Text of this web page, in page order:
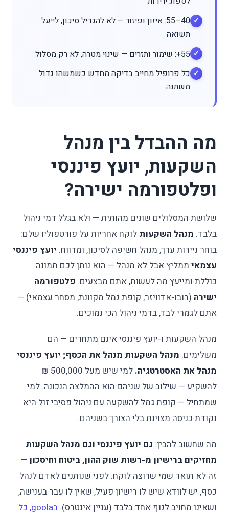
40–55: איזון ופיזור — לא להגדיל סיכון, לייעל
תשואה
55+: שימור ותזרים — שינוי מטרה, לא רק מסלול
כל פרופיל מחייב בדיקה מחדש כשמשהו גדול
משתנה
מה ההבדל בין מנהל
השקעות, יועץ פיננסי
ופלטפורמה ישירה?
שלושת המסלולים שונים מהותית — ולא בגלל דמי ניהול
בלבד. מנהל השקעות לוקח אחריות על פורטפוליו שלם:
בוחר ניירות ערך, מנהל חשיפה לסיכון, ומדווח. יועץ פיננסי
עצמאי ממליץ אבל לא מנהל — הוא נותן לכם תמונה
כוללת ומייעץ מה לעשות, אתם מבצעים. פלטפורמה
ישירה (רובו-אדוויזר, קופת גמל מקוונת, מסחר עצמאי) —
אתם לגמרי לבד, בדמי ניהול הכי נמוכים.
מנהל השקעות ו-יועץ פיננסי אינם מתחרים — הם
משלימים. מנהל השקעות מנהל את הכסף; יועץ פיננסי
מנהל את האסטרטגיה.
למי שיש מעל 500,000 ₪
להשקיע — שילוב של שניהם הוא ההמלצה הנכונה. למי
שמתחיל — קופת גמל להשקעה עם ניהול פסיבי זול היא
נקודת כניסה מצוינת בלי הצורך בשניהם.
מה שחשוב להבין: גם יועץ פיננסי וגם מנהל השקעות
מחזיקים ברישיון מ-רשות שוק ההון, ביטוח וחיסכון —
זה לא תואר שמי שרוצה לוקח. לפני שנותנים לאדם לנהל
כסף, יש לוודא שיש לו רישיון פעיל, שאין לו עבר בענישה,
ושאינו מחויב לגוף אחד בלבד (עניין אינטרס).
בgoola, כל